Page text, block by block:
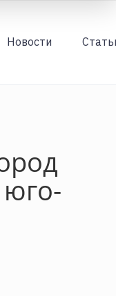
Новости